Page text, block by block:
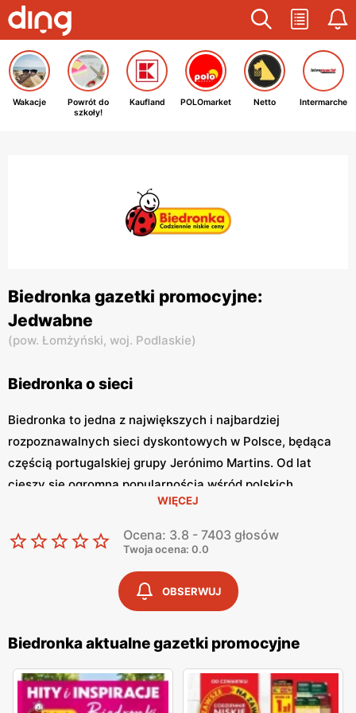
Wakacje
Powrót do
szkoły!
Kaufland POLOmarket Netto Intermarche
Biedronka gazetki promocyjne:
Jedwabne
(pow. Łomżyński, woj. Podlaskie)
Biedronka o sieci
Biedronka to jedna z największych i najbardziej
rozpoznawalnych sieci dyskontowych w Polsce, będąca
częścią portugalskiej grupy Jerónimo Martins. Od lat
cieszy się ogromną popularnością wśród polskich
konsumentów, oferując szeroki asortyment produktów
spożywczych i przemysłowych w atrakcyjnych niskich
cenach. Klienci cenią sobie bogaty wybór, częste
promocje oraz doskonałą jakość oferowanych produktów.
Jednym z kluczowych elementów strategii marketingowej
Biedronka gazetka promocyjna
się regularnie i informuje o najnowszych ofertach.
Gazetka promocyjna Biedronka
, publikowana co tydzień,
prezentuje aktualne promocje, specjalne oferty i
sezonowe wyprzedaże, dzięki czemu klienci mogą
WIĘCEJ
Ocena: 3.8 - 7403 głosów
Twoja ocena: 0.0
OBSERWUJ
Biedronka aktualne gazetki promocyjne